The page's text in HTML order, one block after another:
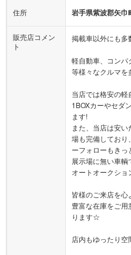
住所 岩手県紫波郡矢巾
販売店コメン
ト
掲載車以外にも多
軽自動車、コンパ
等様々なクルマを
当店では格安の軽
1BOXカーやセダ
ます!
また、当店は安
場も完備しており
ーフォローもきっ
展示場に無い車
オートオークショ
皆様のご来店を
豊富な在庫をご
ります☆
店内もゆったり